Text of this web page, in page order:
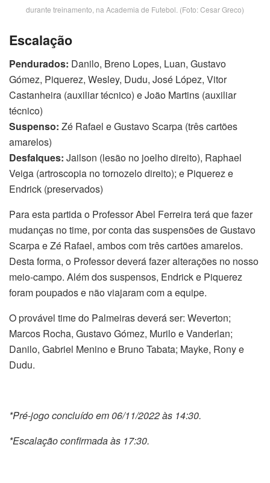
durante treinamento, na Academia de Futebol. (Foto: Cesar Greco)
Escalação
Pendurados: Danilo, Breno Lopes, Luan, Gustavo
Gómez, Piquerez, Wesley, Dudu, José López, Vitor
Castanheira (auxiliar técnico) e João Martins (auxiliar
técnico)
Suspenso: Zé Rafael e Gustavo Scarpa (três cartões
amarelos)
Desfalques: Jailson (lesão no joelho direito), Raphael
Veiga (artroscopia no tornozelo direito); e Piquerez e
Endrick (preservados)
Para esta partida o Professor Abel Ferreira terá que fazer
mudanças no time, por conta das suspensões de Gustavo
Scarpa e Zé Rafael, ambos com três cartões amarelos.
Desta forma, o Professor deverá fazer alterações no nosso
meio-campo. Além dos suspensos, Endrick e Piquerez
foram poupados e não viajaram com a equipe.
O provável time do Palmeiras deverá ser: Weverton;
Marcos Rocha, Gustavo Gómez, Murilo e Vanderlan;
Danilo, Gabriel Menino e Bruno Tabata; Mayke, Rony e
Dudu.
*Pré-jogo concluído em 06/11/2022 às 14:30.
*Escalação confirmada às 17:30.